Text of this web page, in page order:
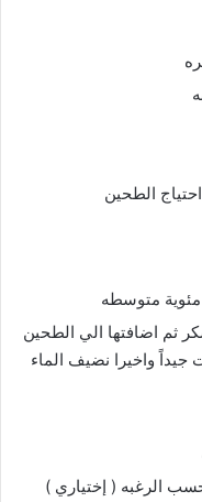
الطحين
ثم اضافتها الي الطحين
واخيرا نضيف الماء
الرغبه ( إختياري )